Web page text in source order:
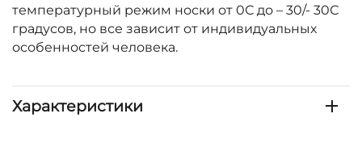
температурный режим носки от 0С до – 30/- 30С
градусов, но все зависит от индивидуальных
особенностей человека.
Характеристики